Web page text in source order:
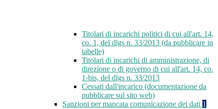
Titolari di incarichi politici di cui all'art. 14,
co. 1, del dlgs n. 33/2013 (da pubblicare in
tabelle)
Titolari di incarichi di amministrazione, di
direzione o di governo di cui all'art. 14, co.
1-bis, del dlgs n. 33/2013
Cessati dall'incarico (documentazione da
pubblicare sul sito web)
Sanzioni per mancata comunicazione dei dati 1